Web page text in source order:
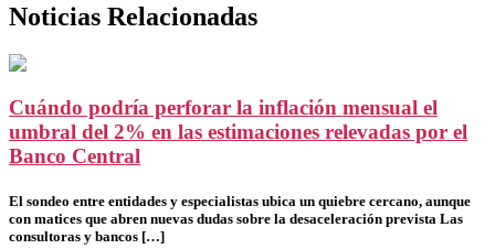
Noticias Relacionadas
Cuándo podría perforar la inflación mensual el
umbral del 2% en las estimaciones relevadas por el
Banco Central
El sondeo entre entidades y especialistas ubica un quiebre cercano, aunque
con matices que abren nuevas dudas sobre la desaceleración prevista Las
consultoras y bancos […]